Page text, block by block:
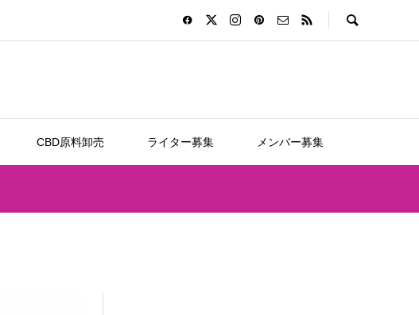
CBD原料卸売 ライター募集 メンバー募集